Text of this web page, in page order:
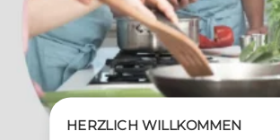
HERZLICH WILLKOMMEN